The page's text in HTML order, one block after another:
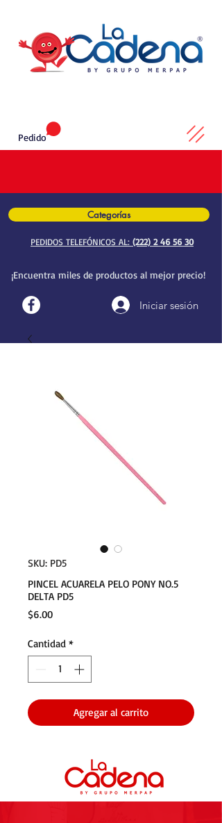
Categorías
PEDIDOS TELEFÓNICOS AL: (222) 2 46 56 30
¡Encuentra miles de productos al mejor precio!
Iniciar sesión
Pedido
SKU: PD5
PINCEL ACUARELA PELO PONY NO.5
DELTA PD5
$6.00Precio
Cantidad *
Agregar al carrito